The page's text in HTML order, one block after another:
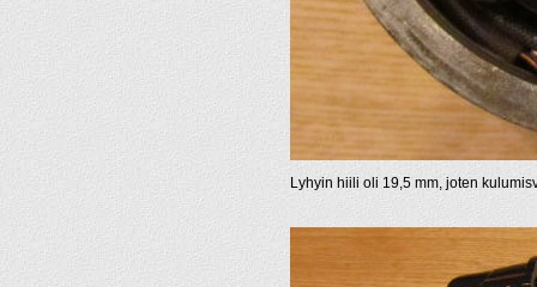
Lyhyin hiili oli 19,5 mm, joten